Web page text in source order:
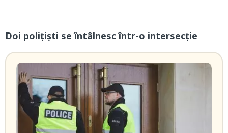
Doi poliţişti se întâlnesc într-o intersecție